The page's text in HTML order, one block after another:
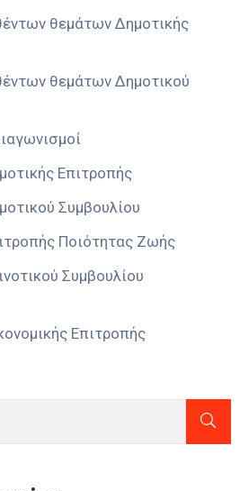
θεμάτων Δημοτικής
θεμάτων Δημοτικού
Επιτροπής
Συμβουλίου
Ποιότητας Ζωής
Συμβουλίου
Επιτροπής